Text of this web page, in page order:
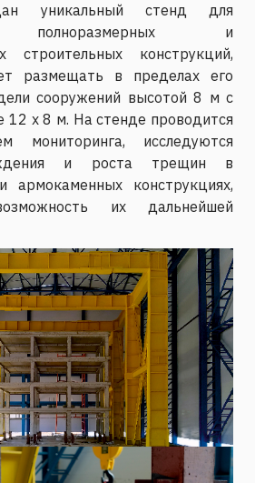
уникальный стенд для
полноразмерных и
строительных конструкций,
размещать в пределах его
сооружений высотой 8 м с
12 х 8 м. На стенде проводится
мониторинга, исследуются
и роста трещин в
армокаменных конструкциях,
их дальнейшей